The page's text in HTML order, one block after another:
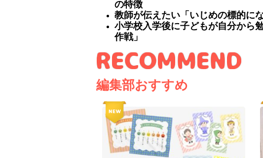
の特徴
教師が伝えたい「いじめの標的に
小学校入学後に子どもが自分から
作戦」
編集部おすすめ